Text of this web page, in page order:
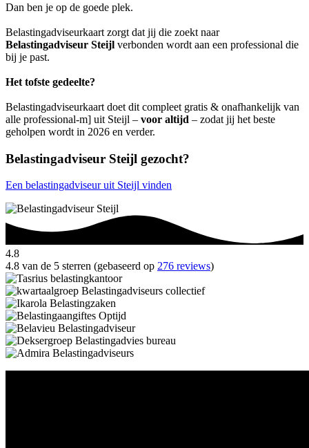
Dan ben je op de goede plek.
Belastingadviseurkaart zorgt dat jij die zoekt naar
Belastingadviseur Steijl verbonden wordt aan een professional die
bij je past.
Het tofste gedeelte?
Belastingadviseurkaart doet dit compleet gratis & onafhankelijk van
alle professional-m] uit Steijl – voor altijd – zodat jij het beste
geholpen wordt in 2026 en verder.
Belastingadviseur Steijl gezocht?
Een belastingadviseur uit Steijl vinden
4.8
4.8 van de 5 sterren (gebaseerd op 276 reviews)